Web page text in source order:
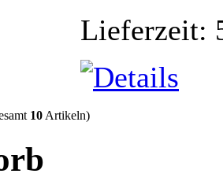
Lieferzeit:
10 Artikeln)